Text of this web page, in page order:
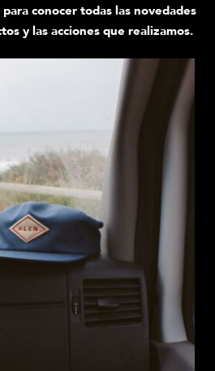
conocer todas las novedades
y las acciones que realizamos.